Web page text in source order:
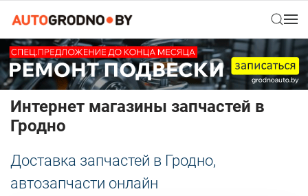
Интернет магазины запчастей в
Гродно
Доставка запчастей в Гродно,
автозапчасти онлайн